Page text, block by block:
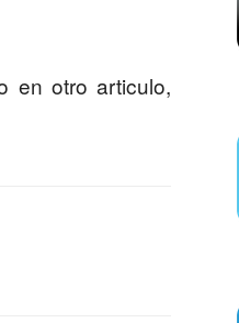
en otro articulo,